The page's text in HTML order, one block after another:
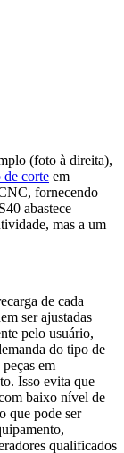
(foto à direita),
corte em
fornecendo
abastece
mas a um
de cada
ser ajustadas
pelo usuário,
do tipo de
em
Isso evita que
baixo nível de
que pode ser
qualificados